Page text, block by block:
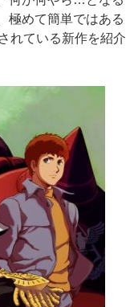
極めて簡単ではある
れている新作を紹介